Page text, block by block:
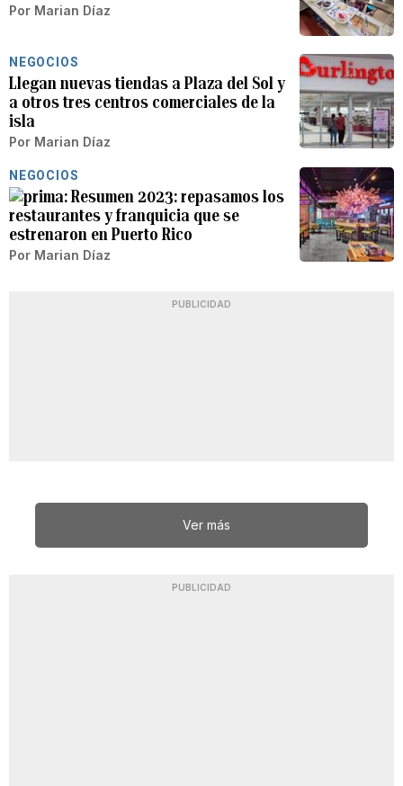
Por Marian Díaz
NEGOCIOS
Llegan nuevas tiendas a Plaza del Sol y
a otros tres centros comerciales de la
isla
Por Marian Díaz
NEGOCIOS
Resumen 2023: repasamos los
restaurantes y franquicia que se
estrenaron en Puerto Rico
Por Marian Díaz
PUBLICIDAD
Ver más
PUBLICIDAD